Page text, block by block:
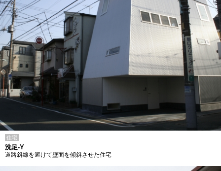
住宅
洗足-Y
道路斜線を避けて壁面を傾斜させた住宅